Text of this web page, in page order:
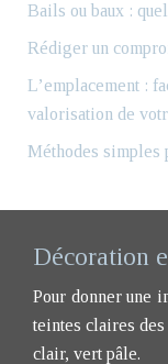
Bails ou baux :
Rédiger un
L’emplacement :
valorisation de
Méthodes simples
Décoration
Pour donner une
teintes claires des
clair, vert pâle.